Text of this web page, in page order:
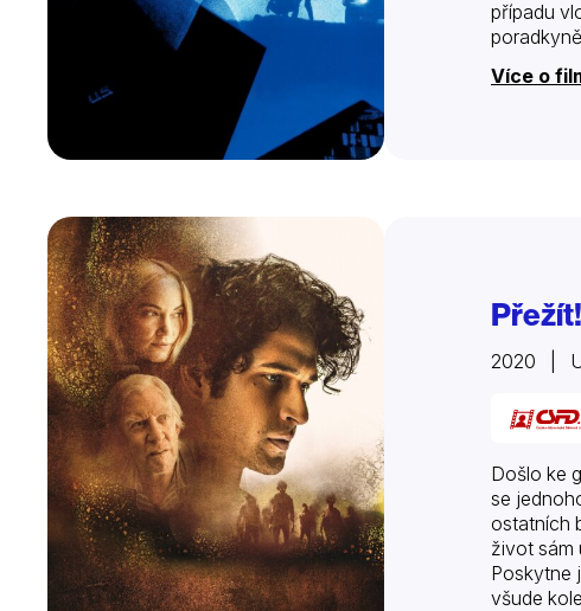
případu
Více o
Přežít!
2020 |
Došlo ke
se
ostatních
život sám
Poskytne
všude